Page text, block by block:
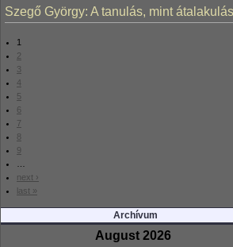
Szegő György: A tanulás, mint átalakulás
1
2
3
4
5
6
7
8
9
next ›
last »
Archívum
August 2026